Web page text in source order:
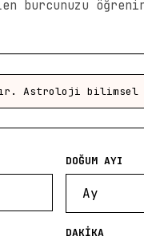
burcunuzu
Astroloji
DOĞUM AYI
DAKIKA